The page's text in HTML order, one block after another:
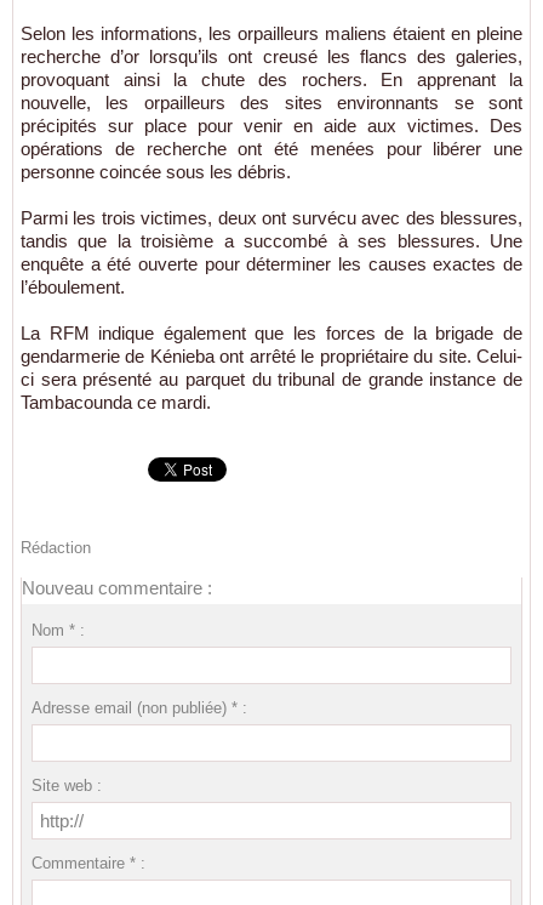
Selon les informations, les orpailleurs maliens étaient en pleine
recherche d’or lorsqu’ils ont creusé les flancs des galeries,
provoquant ainsi la chute des rochers. En apprenant la
nouvelle, les orpailleurs des sites environnants se sont
précipités sur place pour venir en aide aux victimes. Des
opérations de recherche ont été menées pour libérer une
personne coincée sous les débris.
Parmi les trois victimes, deux ont survécu avec des blessures,
tandis que la troisième a succombé à ses blessures. Une
enquête a été ouverte pour déterminer les causes exactes de
l’éboulement.
La RFM indique également que les forces de la brigade de
gendarmerie de Kénieba ont arrêté le propriétaire du site. Celui-
ci sera présenté au parquet du tribunal de grande instance de
Tambacounda ce mardi.
Rédaction
Nouveau commentaire :
Nom * :
Adresse email (non publiée) * :
Site web :
Commentaire * :